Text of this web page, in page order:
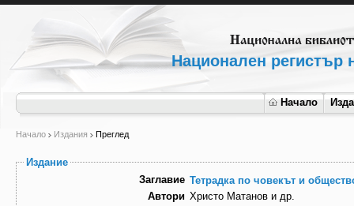
Национален регистър
Начало
Начало Издания Преглед
Издание
Заглавие Тетрадка по човекът и
Автори Христо Матанов и др.